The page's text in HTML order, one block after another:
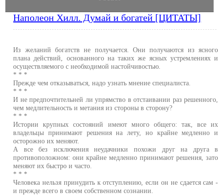
Наполеон Хилл. Думай и богатей [ЦИТАТЫ]
Из желаний богатств не получается. Они получаются из ясного
плана действий, основанного на таких же ясных устремлениях и
осуществляемого с необходимой настойчивостью.
* * *
Прежде чем отказываться, надо узнать мнение специалиста.
* * *
И не предпочтительней ли упрямство в отстаивании раз решенного,
чем медлительность и метания из стороны в сторону?
* * *
Истории крупных состояний имеют много общего: так, все их
владельцы принимают решения на лету, но крайне медленно и
осторожно их меняют.
А все без исключения неудачники похожи друг на друга в
противоположном: они крайне медленно принимают решения, зато
меняют их быстро и часто.
* * *
Человека нельзя принудить к отступлению, если он не сдается сам -
и прежде всего в своем собственном сознании.